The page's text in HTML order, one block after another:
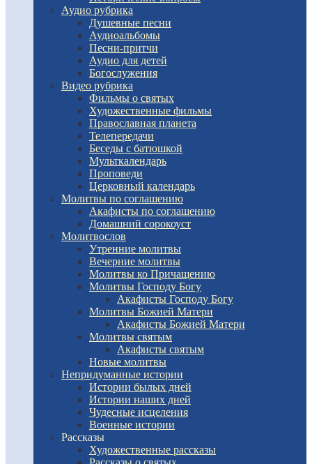
Аудио рубрика
Душевные песни
Аудиоальбомы
Песни-притчи
Аудио для детей
Богослужения
Видео рубрика
Фильмы о святых
Художественные фильмы
Православная планета
Телепередачи
Беседы с батюшкой
Мульткалендарь
Проповеди
Церковный календарь
Молитвы по соглашению
Акафисты по соглашению
Домашний сорокоуст
Молитвослов
Утренние молитвы
Вечерние молитвы
Молитвы ко Причащению
Молитвы Господу Богу
Акафисты Господу Богу
Молитвы Божией Матери
Акафисты Божией Матери
Молитвы святым
Акафисты святым
Новые молитвы
Непридуманные истории
Истории былых дней
Истории наших дней
Чудесные исцеления
Военные истории
Рассказы
Художественные рассказы